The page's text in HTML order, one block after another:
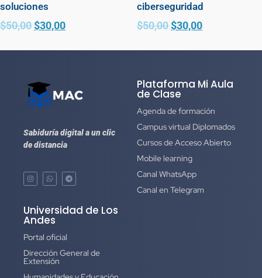
soluciones
$50,00$30,00
ciberseguridad
$50,00$30,00
Sabiduría digital a un clic
de distancia
Plataforma Mi Aula
de Clase
Agenda de formación
Campus virtual Diplomados
Cursos de Acceso Abierto
Mobile learning
Canal WhatsApp
Canal en Telegram
Universidad de Los
Andes
Portal oficial
Dirección General de
Extensión